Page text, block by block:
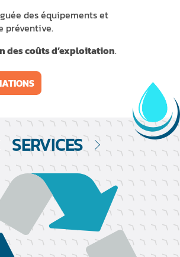
des équipements et
préventive.
des coûts d’exploitation.
SERVICES